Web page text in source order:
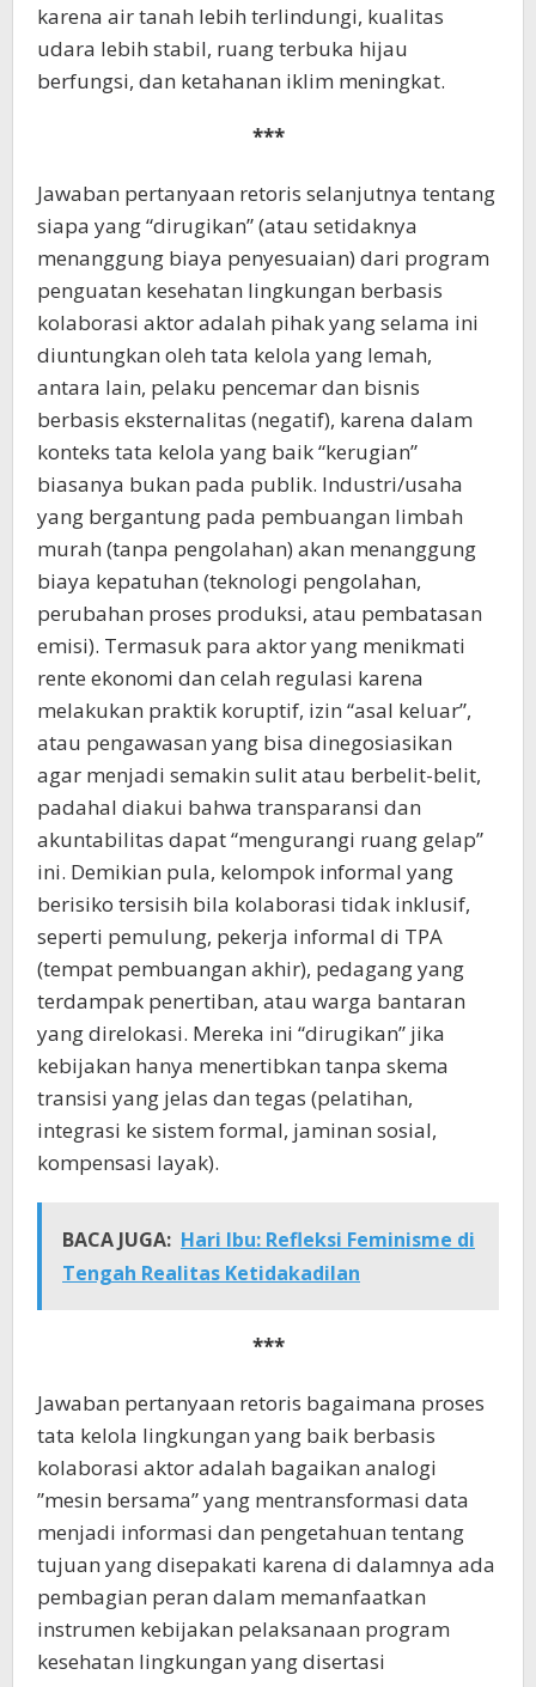
karena air tanah lebih terlindungi, kualitas
udara lebih stabil, ruang terbuka hijau
berfungsi, dan ketahanan iklim meningkat.
***
Jawaban pertanyaan retoris selanjutnya tentang
siapa yang “dirugikan” (atau setidaknya
menanggung biaya penyesuaian) dari program
penguatan kesehatan lingkungan berbasis
kolaborasi aktor adalah pihak yang selama ini
diuntungkan oleh tata kelola yang lemah,
antara lain, pelaku pencemar dan bisnis
berbasis eksternalitas (negatif), karena dalam
konteks tata kelola yang baik “kerugian”
biasanya bukan pada publik. Industri/usaha
yang bergantung pada pembuangan limbah
murah (tanpa pengolahan) akan menanggung
biaya kepatuhan (teknologi pengolahan,
perubahan proses produksi, atau pembatasan
emisi). Termasuk para aktor yang menikmati
rente ekonomi dan celah regulasi karena
melakukan praktik koruptif, izin “asal keluar”,
atau pengawasan yang bisa dinegosiasikan
agar menjadi semakin sulit atau berbelit-belit,
padahal diakui bahwa transparansi dan
akuntabilitas dapat “mengurangi ruang gelap”
ini. Demikian pula, kelompok informal yang
berisiko tersisih bila kolaborasi tidak inklusif,
seperti pemulung, pekerja informal di TPA
(tempat pembuangan akhir), pedagang yang
terdampak penertiban, atau warga bantaran
yang direlokasi. Mereka ini “dirugikan” jika
kebijakan hanya menertibkan tanpa skema
transisi yang jelas dan tegas (pelatihan,
integrasi ke sistem formal, jaminan sosial,
kompensasi layak).
BACA JUGA: Hari Ibu: Refleksi Feminisme di
Tengah Realitas Ketidakadilan
***
Jawaban pertanyaan retoris bagaimana proses
tata kelola lingkungan yang baik berbasis
kolaborasi aktor adalah bagaikan analogi
”mesin bersama” yang mentransformasi data
menjadi informasi dan pengetahuan tentang
tujuan yang disepakati karena di dalamnya ada
pembagian peran dalam memanfaatkan
instrumen kebijakan pelaksanaan program
kesehatan lingkungan yang disertasi